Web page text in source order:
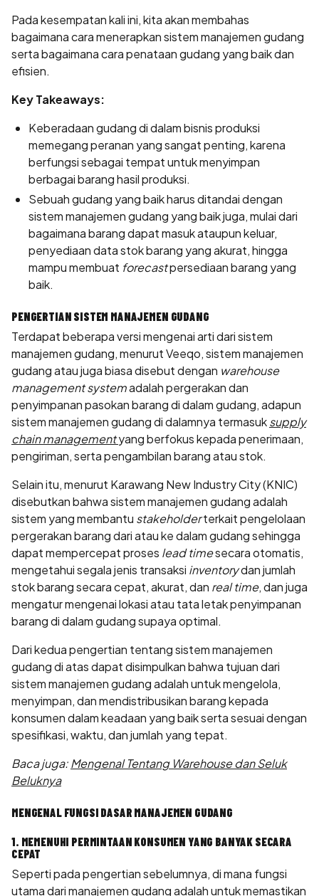
Pada kesempatan kali ini, kita akan membahas
bagaimana cara menerapkan sistem manajemen gudang
serta bagaimana cara penataan gudang yang baik dan
efisien.
Key Takeaways:
Keberadaan gudang di dalam bisnis produksi
memegang peranan yang sangat penting, karena
berfungsi sebagai tempat untuk menyimpan
berbagai barang hasil produksi.
Sebuah gudang yang baik harus ditandai dengan
sistem manajemen gudang yang baik juga, mulai dari
bagaimana barang dapat masuk ataupun keluar,
penyediaan data stok barang yang akurat, hingga
mampu membuat forecastpersediaan barang yang
baik.
PENGERTIAN SISTEM MANAJEMEN GUDANG
Terdapat beberapa versi mengenai arti dari sistem
manajemen gudang, menurut Veeqo, sistem manajemen
gudang atau juga biasa disebut dengan warehouse
management systemadalah pergerakan dan
penyimpanan pasokan barang di dalam gudang, adapun
sistem manajemen gudang di dalamnya termasuksupply
chain managementyang berfokus kepada penerimaan,
pengiriman, serta pengambilan barang atau stok.
Selain itu, menurut Karawang New Industry City (KNIC)
disebutkan bahwa sistem manajemen gudang adalah
sistem yang membantu stakeholderterkait pengelolaan
pergerakan barang dari atau ke dalam gudang sehingga
dapat mempercepat proses lead timesecara otomatis,
mengetahui segala jenis transaksi inventorydan jumlah
stok barang secara cepat, akurat, dan real time, dan juga
mengatur mengenai lokasi atau tata letak penyimpanan
barang di dalam gudang supaya optimal.
Dari kedua pengertian tentang sistem manajemen
gudang di atas dapat disimpulkan bahwa tujuan dari
sistem manajemen gudang adalah untuk mengelola,
menyimpan, dan mendistribusikan barang kepada
konsumen dalam keadaan yang baik serta sesuai dengan
spesifikasi, waktu, dan jumlah yang tepat.
Baca juga:Mengenal Tentang Warehouse dan Seluk
Beluknya
MENGENAL FUNGSI DASAR MANAJEMEN GUDANG
1. MEMENUHI PERMINTAAN KONSUMEN YANG BANYAK SECARA
CEPAT
Seperti pada pengertian sebelumnya, di mana fungsi
utama dari manajemen gudang adalah untuk memastikan